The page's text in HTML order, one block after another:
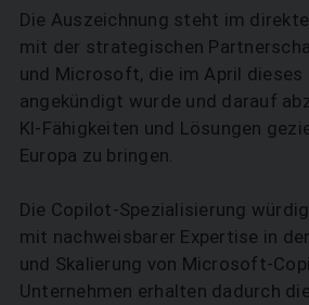
Die Auszeichnung steht im
mit der strategischen
und Microsoft, die im April dieses
angekündigt wurde und darauf
KI-Fähigkeiten und Lösungen
Europa zu bringen.
Die Copilot-Spezialisierung
mit nachweisbarer Expertise in
und Skalierung von Microsoft-
Unternehmen erhalten dadurch